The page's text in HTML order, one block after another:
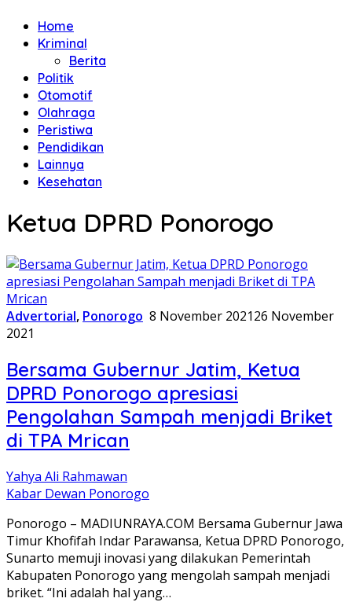
Home
Kriminal
Berita
Politik
Otomotif
Olahraga
Peristiwa
Pendidikan
Lainnya
Kesehatan
Ketua DPRD Ponorogo
Advertorial, Ponorogo 8 November 202126 November
2021
Bersama Gubernur Jatim, Ketua
DPRD Ponorogo apresiasi
Pengolahan Sampah menjadi Briket
di TPA Mrican
Yahya Ali Rahmawan
Kabar Dewan Ponorogo
Ponorogo – MADIUNRAYA.COM Bersama Gubernur Jawa
Timur Khofifah Indar Parawansa, Ketua DPRD Ponorogo,
Sunarto memuji inovasi yang dilakukan Pemerintah
Kabupaten Ponorogo yang mengolah sampah menjadi
briket. “Ini adalah hal yang…